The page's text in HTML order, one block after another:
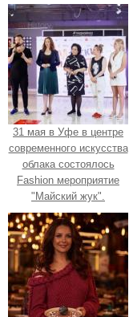
31 мая в Уфе в центре
современного искусства
облака состоялось
Fashion мероприятие
"Майский жук".